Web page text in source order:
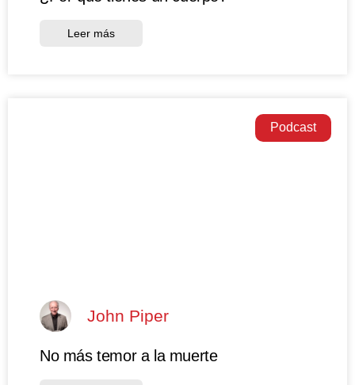
Leer más
Podcast
John Piper
No más temor a la muerte